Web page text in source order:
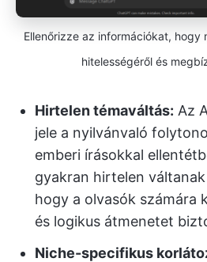
Ellenőrizze az információkat, hogy
hitelességéről és
Hirtelen témaváltás: Az
jele a nyilvánvaló
emberi írásokkal
gyakran hirtelen
hogy a olvasók számára
és logikus átmenetet
Niche-specifikus